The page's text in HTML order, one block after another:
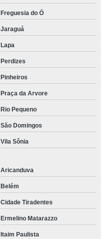
Freguesia do Ó
Jaraguá
Lapa
Perdizes
Pinheiros
Praça da Arvore
Rio Pequeno
São Domingos
Vila Sônia
Aricanduva
Belém
Cidade Tiradentes
Ermelino Matarazzo
Itaim Paulista